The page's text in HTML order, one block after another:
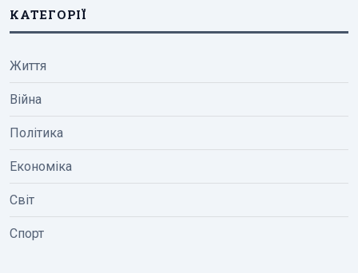
КАТЕГОРІЇ
Життя
Війна
Політика
Економіка
Світ
Спорт